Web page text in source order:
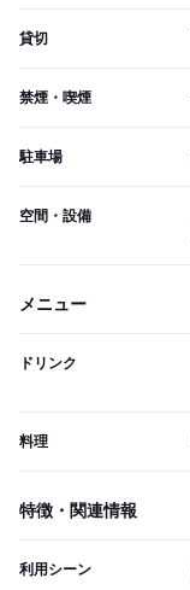
貸切
禁煙・喫煙
駐車場
空間・設備
メニュー
ドリンク
料理
特徴・関連情報
利用シーン